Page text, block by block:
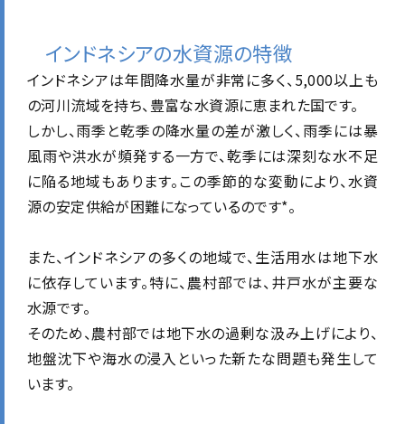
インドネシアの水資源の特徴
インドネシアは年間降水量が非常に多く、5,000以上も
の河川流域を持ち、豊富な水資源に恵まれた国です。
しかし、雨季と乾季の降水量の差が激しく、雨季には暴
風雨や洪水が頻発する一方で、乾季には深刻な水不足
に陥る地域もあります。この季節的な変動により、水資
源の安定供給が困難になっているのです*。
また、インドネシアの多くの地域で、生活用水は地下水
に依存しています。特に、農村部では、井戸水が主要な
水源です。
そのため、農村部では地下水の過剰な汲み上げにより、
地盤沈下や海水の浸入といった新たな問題も発生して
います。